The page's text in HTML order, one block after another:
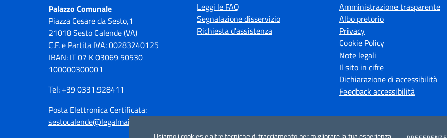
Palazzo Comunale
Piazza Cesare da Sesto,1
21018 Sesto Calende (VA)
C.F. e Partita IVA: 00283240125
IBAN: IT 07 K 03069 50530
100000300001
Tel: +39 0331.928411
Posta Elettronica Certificata:
sestocalende@legalmail.it
Leggi le FAQ
Segnalazione disservizio
Richiesta d'assistenza
Amministrazione trasparente
Albo pretorio
Privacy
Cookie Policy
Note legali
Il sito in cifre
Dichiarazione di accessibilità
Feedback accessibilità